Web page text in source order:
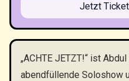
Jetzt
„ACHTE JETZT!“ ist
abendfüllende Soloshow